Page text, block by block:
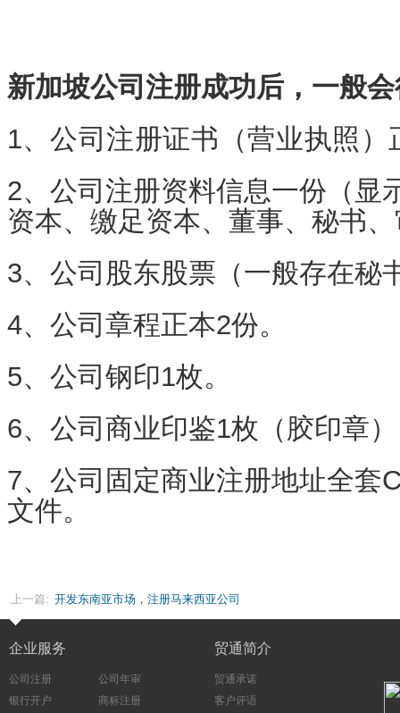
新加坡公司注册成功后，一般
1、 公司注册证书（营业执照）
2、公司注册资料信息一份（显
资本、缴足资本、董事、秘书
3、公司股东股票（一般存在秘
4、公司章程正本2份。
5、公司钢印1枚。
6、公司商业印鉴1枚（胶印章
7、公司固定商业注册地址全套
文件。
上一篇: 开发东南亚市场，注册马来西亚公司
企业服务
公司注册
公司年审
银行开户
商标注册
贸通简介
贸通承诺
客户评语